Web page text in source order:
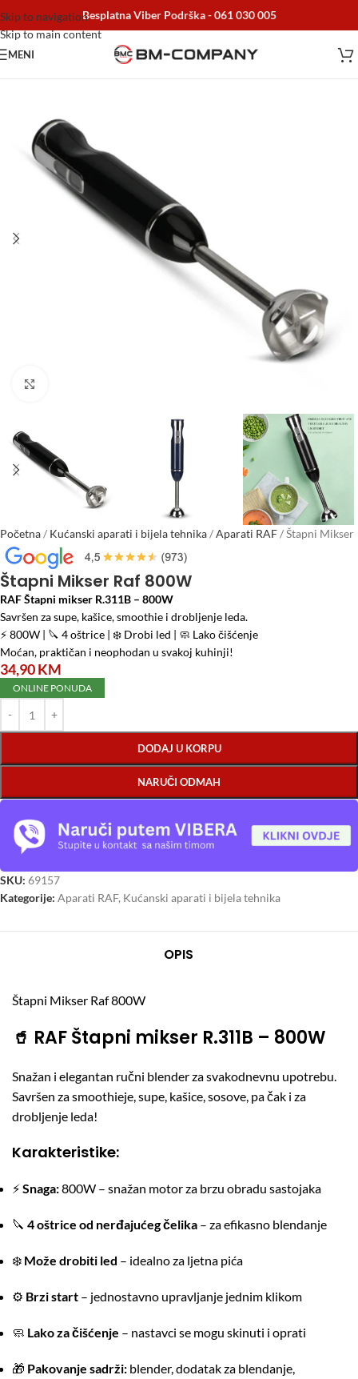
Skip to navigation
Skip to main content
Besplatna Viber Podrška -061 030 005
MENI
Početna/ Kućanski aparati i bijela tehnika/Aparati RAF/Štapni Mikser
Raf 800W
Štapni Mikser Raf 800W
RAF Štapni mikser R.311B – 800W
Savršen za supe, kašice, smoothie i drobljenje leda.
⚡ 800W | 🔪 4 oštrice | ❄️ Drobi led | 🧼 Lako čišćenje
Moćan, praktičan i neophodan u svakoj kuhinji!
34,90KM
ONLINE PONUDA
DODAJ U KORPU
NARUČI ODMAH
SKU: 69157
Kategorije: Aparati RAF, Kućanski aparati i bijela tehnika
OPIS
Štapni Mikser Raf 800W
🥤 RAF Štapni mikser R.311B – 800W
Snažan i elegantan ručni blender za svakodnevnu upotrebu.
Savršen za smoothieje, supe, kašice, sosove, pa čak i za
drobljenje leda!
Karakteristike:
⚡Snaga:800W – snažan motor za brzu obradu sastojaka
🔪 4 oštrice od nerđajućeg čelika – za efikasno blendanje
❄️ Može drobiti led – idealno za ljetna pića
⚙️ Brzi start – jednostavno upravljanje jednim klikom
🧼 Lako za čišćenje – nastavci se mogu skinuti i oprati
🎁 Pakovanje sadrži: blender, dodatak za blendanje,